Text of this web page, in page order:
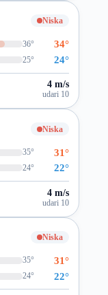
Niska
36° 34°
25° 24°
4 m/s
udari 10
Niska
35° 31°
24° 22°
4 m/s
udari 10
Niska
35° 31°
24° 22°